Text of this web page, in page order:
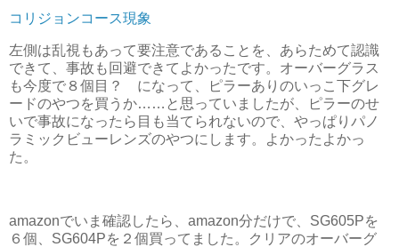
コリジョンコース現象
左側は乱視もあって要注意であることを、あらためて認識
できて、事故も回避できてよかったです。オーバーグラス
も今度で８個目？ になって、ピラーありのいっこ下グレ
ードのやつを買うか……と思っていましたが、ピラーのせ
いで事故になったら目も当てられないので、やっぱりパノ
ラミックビューレンズのやつにします。よかったよかっ
た。
amazonでいま確認したら、amazon分だけで、SG605Pを
６個、SG604Pを２個買ってました。クリアのオーバーグ